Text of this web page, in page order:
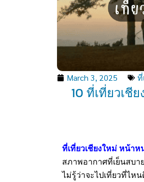
March 3, 2025 ที่
10 ที่เที่ยวเชี
ที่เที่ยวเชียงใหม่ หน้าห
สภาพอากาศที่เย็นสบ
ไม่รู้ว่าจะไปเที่ยวที่ไห